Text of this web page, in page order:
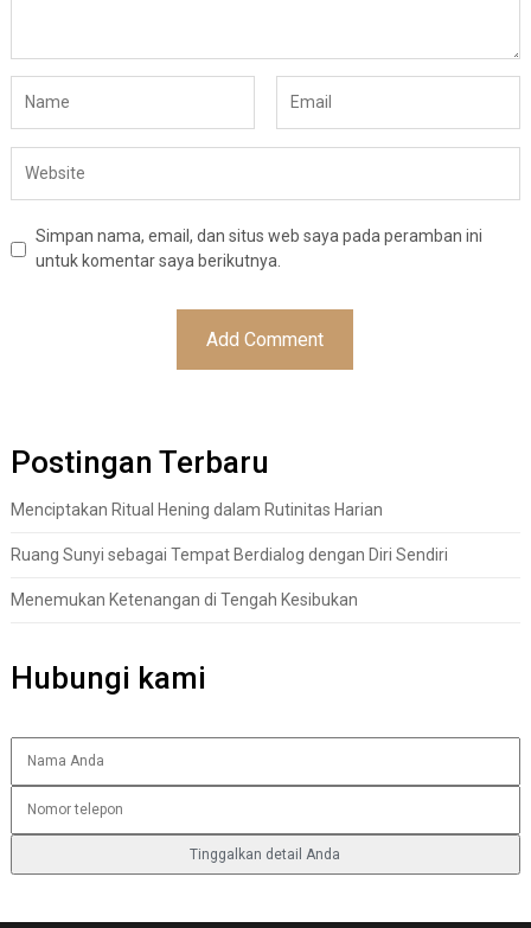
Simpan nama, email, dan situs web saya pada peramban ini
untuk komentar saya berikutnya.
Postingan Terbaru
Menciptakan Ritual Hening dalam Rutinitas Harian
Ruang Sunyi sebagai Tempat Berdialog dengan Diri Sendiri
Menemukan Ketenangan di Tengah Kesibukan
Hubungi kami